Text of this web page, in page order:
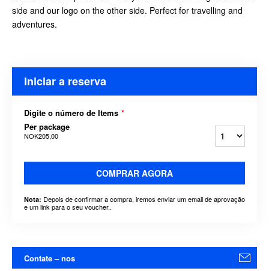
side and our logo on the other side. Perfect for travelling and
adventures.
Iniciar a reserva
Digite o número de Items *
Per package
NOK205,00
COMPRAR AGORA
Nota: Depois de confirmar a compra, iremos enviar um email de aprovação
e um link para o seu voucher..
Contate – nos